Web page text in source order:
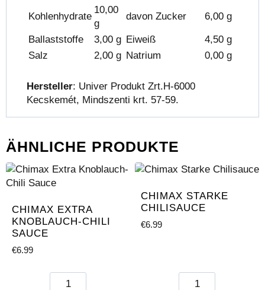
Kohlenhydrate
10,00
g
davon Zucker 6,00 g
Ballaststoffe 3,00 g Eiweiß
4,50 g
Salz
2,00 g Natrium 0,00 g
Hersteller: Univer Produkt Zrt.H-6000
Kecskemét, Mindszenti krt. 57-59.
ÄHNLICHE PRODUKTE
CHIMAX EXTRA
KNOBLAUCH-CHILI
SAUCE
€6.99
Chimax
CHIMAX STARKE
CHILISAUCE
€6.99
Chimax